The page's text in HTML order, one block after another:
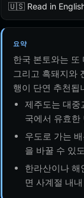
🇺🇸 Read in
요약
한국 본토와는 또
그리고 흑돼지와
행이 단연 추천됩
제주도는 대중
국에서 유효한
우도로 가는
을 바꿀 수 있
한라산이나 해
면 사계절 내